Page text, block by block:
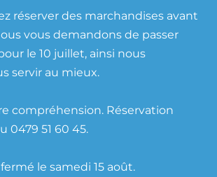
réserver des marchandises avant
vous demandons de passer
le 10 juillet, ainsi nous
servir au mieux.
compréhension. Réservation
0479 51 60 45.
fermé le samedi 15 août.